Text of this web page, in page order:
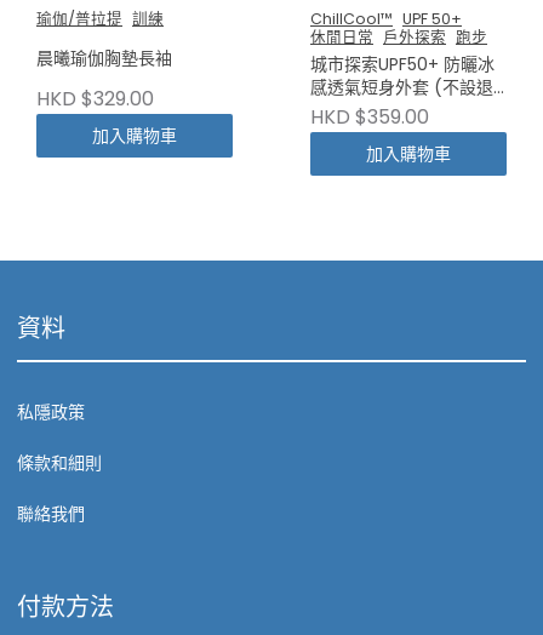
瑜伽/普拉提 訓練
晨曦瑜伽胸墊長袖
HKD $329.00
加入購物車
ChillCool™ UPF 50+
休閒日常 戶外探索 跑步
城市探索UPF50+ 防曬冰
感透氣短身外套 (不設退
換)
HKD $359.00
加入購物車
資料
私隱政策
條款和細則
聯絡我們
付款方法